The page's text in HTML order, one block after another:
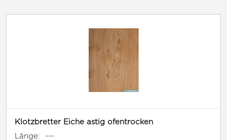
Klotzbretter Eiche astig ofentrocken
Länge:
---